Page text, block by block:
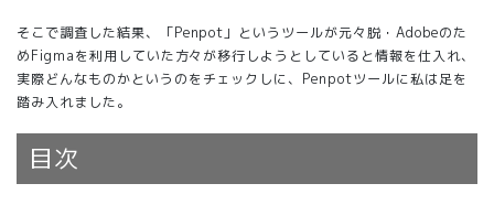
そこで調査した結果、「Penpot」というツールが元々脱・Adobeのた
めFigmaを利用していた方々が移行しようとしていると情報を仕入れ、
実際どんなものかというのをチェックしに、Penpotツールに私は足を
踏み入れました。
目次